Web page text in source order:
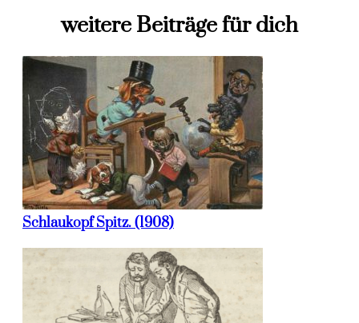
weitere Beiträge für dich
Schlaukopf Spitz. (1908)